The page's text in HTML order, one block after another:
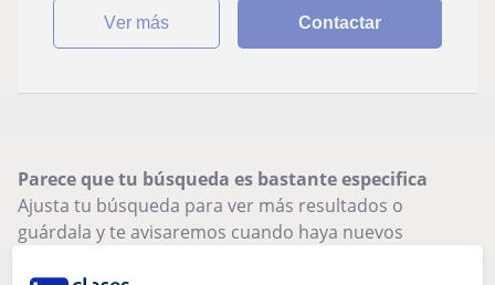
ver más Contactar
Parece que tu búsqueda es bastante especifica
Ajusta tu búsqueda para ver más resultados o
guárdala y te avisaremos cuando haya nuevos